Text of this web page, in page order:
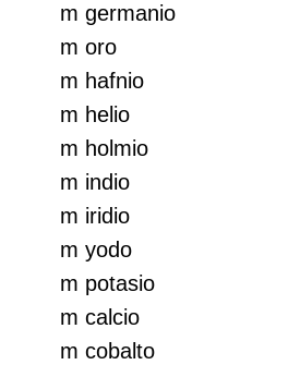
m germanio
m oro
m hafnio
m helio
m holmio
m indio
m iridio
m yodo
m potasio
m calcio
m cobalto